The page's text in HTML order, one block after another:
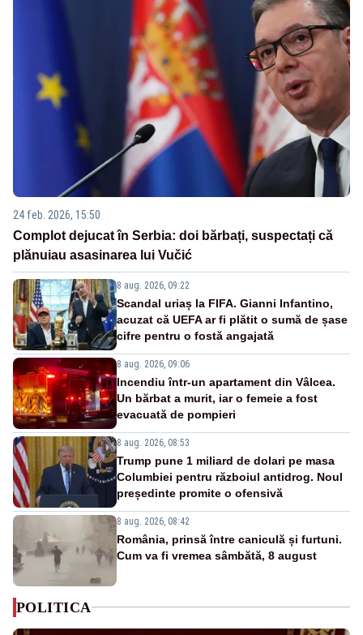
24 feb. 2026, 15:50
Complot dejucat în Serbia: doi bărbați, suspectați că
plănuiau asasinarea lui Vučić
8 aug. 2026, 09:22
Scandal uriaș la FIFA. Gianni Infantino,
acuzat că UEFA ar fi plătit o sumă de șase
cifre pentru o fostă angajată
8 aug. 2026, 09:06
Incendiu într-un apartament din Vâlcea.
Un bărbat a murit, iar o femeie a fost
evacuată de pompieri
8 aug. 2026, 08:53
Trump pune 1 miliard de dolari pe masa
Columbiei pentru războiul antidrog. Noul
președinte promite o ofensivă
8 aug. 2026, 08:42
România, prinsă între caniculă și furtuni.
Cum va fi vremea sâmbătă, 8 august
POLITICA